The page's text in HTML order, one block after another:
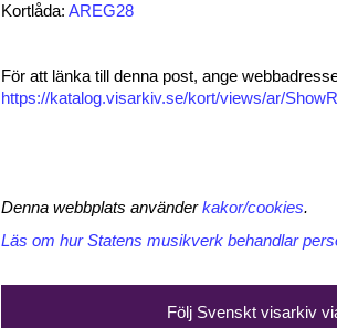
Kortlåda: AREG28
För att länka till denna post, ange
https://katalog.visarkiv.se/kort/views/ar/
Denna webbplats använderkakor/cookies.
Läs om hur Statens musikverk behandlar
Följ Svenskt visarkiv